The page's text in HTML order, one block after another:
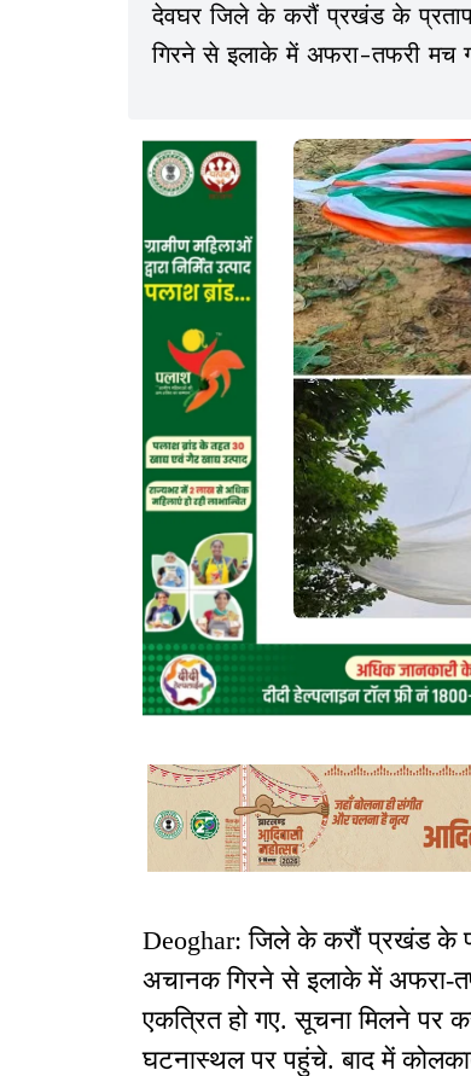
देवघर जिले के करौं प्रखंड के
गिरने से इलाके में अफरा-तफरी मच
Deoghar: जिले के करौं प्रखंड के
अचानक गिरने से इलाके में अफरा-
एकत्रित हो गए. सूचना मिलने पर
घटनास्थल पर पहुंचे. बाद में